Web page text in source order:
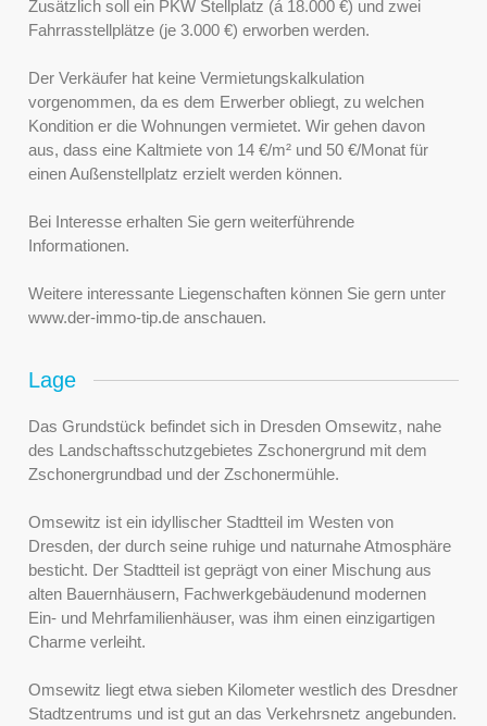
Zusätzlich soll ein PKW Stellplatz (á 18.000 €) und zwei
Fahrrasstellplätze (je 3.000 €) erworben werden.
Der Verkäufer hat keine Vermietungskalkulation
vorgenommen, da es dem Erwerber obliegt, zu welchen
Kondition er die Wohnungen vermietet. Wir gehen davon
aus, dass eine Kaltmiete von 14 €/m² und 50 €/Monat für
einen Außenstellplatz erzielt werden können.
Bei Interesse erhalten Sie gern weiterführende
Informationen.
Weitere interessante Liegenschaften können Sie gern unter
www.der-immo-tip.de anschauen.
Lage
Das Grundstück befindet sich in Dresden Omsewitz, nahe
des Landschaftsschutzgebietes Zschonergrund mit dem
Zschonergrundbad und der Zschonermühle.
Omsewitz ist ein idyllischer Stadtteil im Westen von
Dresden, der durch seine ruhige und naturnahe Atmosphäre
besticht. Der Stadtteil ist geprägt von einer Mischung aus
alten Bauernhäusern, Fachwerkgebäudenund modernen
Ein- und Mehrfamilienhäuser, was ihm einen einzigartigen
Charme verleiht.
Omsewitz liegt etwa sieben Kilometer westlich des Dresdner
Stadtzentrums und ist gut an das Verkehrsnetz angebunden.